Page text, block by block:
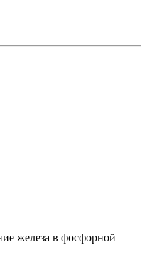
железа в фосфорной